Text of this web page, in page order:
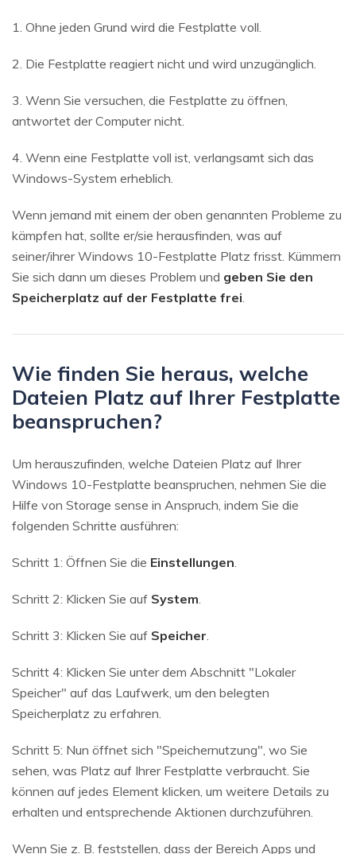
1. Ohne jeden Grund wird die Festplatte voll.
2. Die Festplatte reagiert nicht und wird unzugänglich.
3. Wenn Sie versuchen, die Festplatte zu öffnen,
antwortet der Computer nicht.
4. Wenn eine Festplatte voll ist, verlangsamt sich das
Windows-System erheblich.
Wenn jemand mit einem der oben genannten Probleme zu
kämpfen hat, sollte er/sie herausfinden, was auf
seiner/ihrer Windows 10-Festplatte Platz frisst. Kümmern
Sie sich dann um dieses Problem und geben Sie den
Speicherplatz auf der Festplatte frei.
Wie finden Sie heraus, welche
Dateien Platz auf Ihrer Festplatte
beanspruchen?
Um herauszufinden, welche Dateien Platz auf Ihrer
Windows 10-Festplatte beanspruchen, nehmen Sie die
Hilfe von Storage sense in Anspruch, indem Sie die
folgenden Schritte ausführen:
Schritt 1: Öffnen Sie die Einstellungen.
Schritt 2: Klicken Sie auf System.
Schritt 3: Klicken Sie auf Speicher.
Schritt 4: Klicken Sie unter dem Abschnitt "Lokaler
Speicher" auf das Laufwerk, um den belegten
Speicherplatz zu erfahren.
Schritt 5: Nun öffnet sich "Speichernutzung", wo Sie
sehen, was Platz auf Ihrer Festplatte verbraucht. Sie
können auf jedes Element klicken, um weitere Details zu
erhalten und entsprechende Aktionen durchzuführen.
Wenn Sie z. B. feststellen, dass der Bereich Apps und